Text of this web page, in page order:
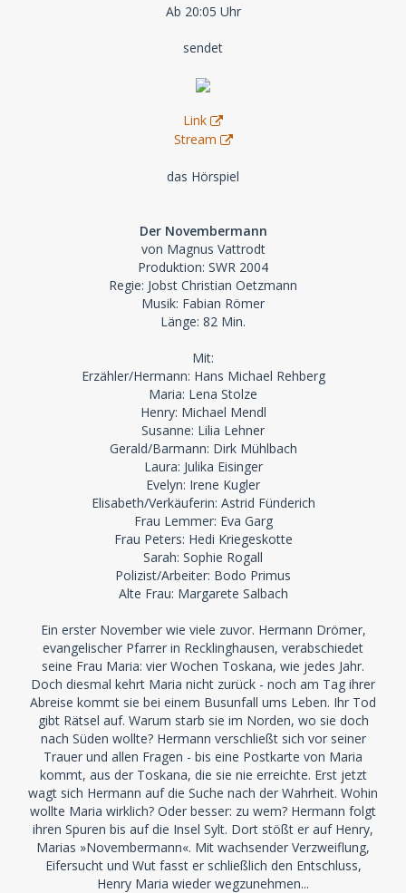
Ab 20:05 Uhr
sendet
Link
Stream
das Hörspiel
Der Novembermann
von Magnus Vattrodt
Produktion: SWR 2004
Regie: Jobst Christian Oetzmann
Musik: Fabian Römer
Länge: 82 Min.
Mit:
Erzähler/Hermann: Hans Michael Rehberg
Maria: Lena Stolze
Henry: Michael Mendl
Susanne: Lilia Lehner
Gerald/Barmann: Dirk Mühlbach
Laura: Julika Eisinger
Evelyn: Irene Kugler
Elisabeth/Verkäuferin: Astrid Fünderich
Frau Lemmer: Eva Garg
Frau Peters: Hedi Kriegeskotte
Sarah: Sophie Rogall
Polizist/Arbeiter: Bodo Primus
Alte Frau: Margarete Salbach
Ein erster November wie viele zuvor. Hermann Drömer,
evangelischer Pfarrer in Recklinghausen, verabschiedet
seine Frau Maria: vier Wochen Toskana, wie jedes Jahr.
Doch diesmal kehrt Maria nicht zurück - noch am Tag ihrer
Abreise kommt sie bei einem Busunfall ums Leben. Ihr Tod
gibt Rätsel auf. Warum starb sie im Norden, wo sie doch
nach Süden wollte? Hermann verschließt sich vor seiner
Trauer und allen Fragen - bis eine Postkarte von Maria
kommt, aus der Toskana, die sie nie erreichte. Erst jetzt
wagt sich Hermann auf die Suche nach der Wahrheit. Wohin
wollte Maria wirklich? Oder besser: zu wem? Hermann folgt
ihren Spuren bis auf die Insel Sylt. Dort stößt er auf Henry,
Marias »Novembermann«. Mit wachsender Verzweiflung,
Eifersucht und Wut fasst er schließlich den Entschluss,
Henry Maria wieder wegzunehmen...